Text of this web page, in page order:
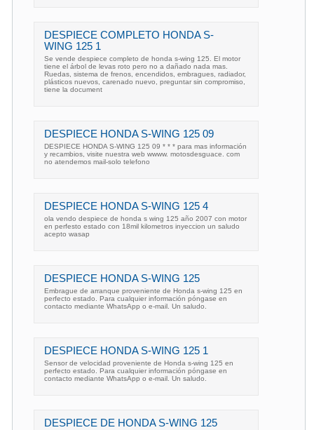
DESPIECE COMPLETO HONDA S-
WING 125 1
Se vende despiece completo de honda s-wing 125. El motor
tiene el árbol de levas roto pero no a dañado nada mas.
Ruedas, sistema de frenos, encendidos, embragues, radiador,
plásticos nuevos, carenado nuevo, preguntar sin compromiso,
tiene la document
DESPIECE HONDA S-WING 125 09
DESPIECE HONDA S-WING 125 09 * * * para mas información
y recambios, visite nuestra web wwww. motosdesguace. com
no atendemos mail-solo telefono
DESPIECE HONDA S-WING 125 4
ola vendo despiece de honda s wing 125 año 2007 con motor
en perfesto estado con 18mil kilometros inyeccion un saludo
acepto wasap
DESPIECE HONDA S-WING 125
Embrague de arranque proveniente de Honda s-wing 125 en
perfecto estado. Para cualquier información póngase en
contacto mediante WhatsApp o e-mail. Un saludo.
DESPIECE HONDA S-WING 125 1
Sensor de velocidad proveniente de Honda s-wing 125 en
perfecto estado. Para cualquier información póngase en
contacto mediante WhatsApp o e-mail. Un saludo.
DESPIECE DE HONDA S-WING 125